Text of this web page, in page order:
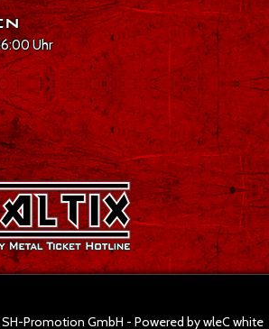
Uhr
Promotion GmbH - Powered by wleC white